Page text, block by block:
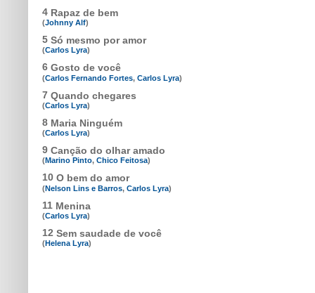
4 Rapaz de bem
(Johnny Alf)
5 Só mesmo por amor
(Carlos Lyra)
6 Gosto de você
(Carlos Fernando Fortes, Carlos Lyra)
7 Quando chegares
(Carlos Lyra)
8 Maria Ninguém
(Carlos Lyra)
9 Canção do olhar amado
(Marino Pinto, Chico Feitosa)
10 O bem do amor
(Nelson Lins e Barros, Carlos Lyra)
11 Menina
(Carlos Lyra)
12 Sem saudade de você
(Helena Lyra)